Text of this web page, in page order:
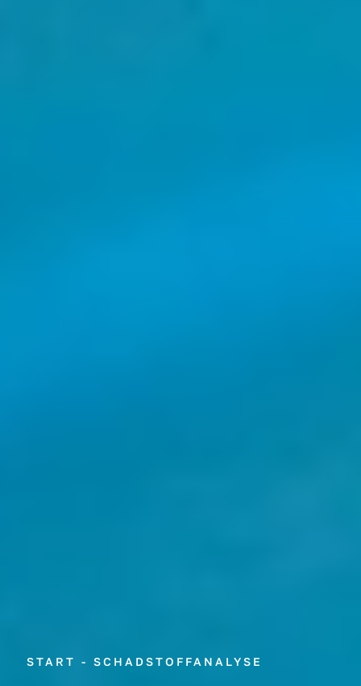
START - SCHADSTOFFANALYSE